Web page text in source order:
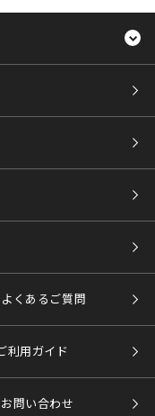
よくあるご質問
利用ガイド
お問い合わせ